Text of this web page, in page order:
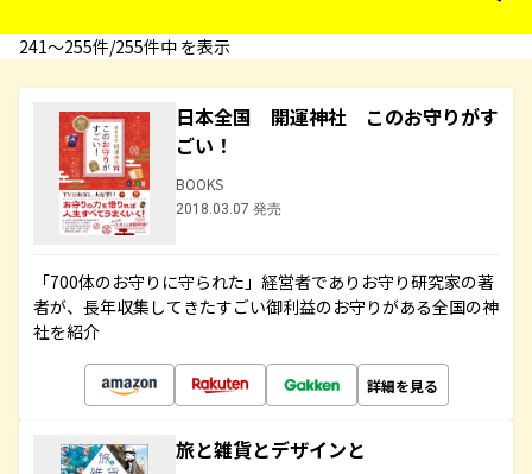
241〜255件/255件中 を表示
日本全国 開運神社 このお守りがす
ごい！
BOOKS
2018.03.07 発売
「700体のお守りに守られた」経営者でありお守り研究家の著
者が、長年収集してきたすごい御利益のお守りがある全国の神
社を紹介
詳細を見る
旅と雑貨とデザインと